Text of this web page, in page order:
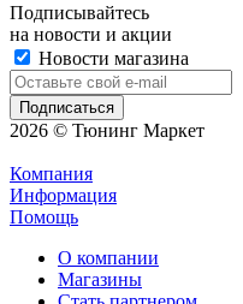
Подписывайтесь
на новости и акции
Новости магазина
2026 © Тюнинг Маркет
Компания
Информация
Помощь
О компании
Магазины